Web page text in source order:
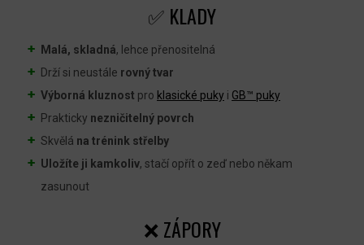
✅ KLADY
Malá, skladná, lehce přenositelná
Drží si neustále rovný tvar
Výborná kluznost pro klasické puky i GB™ puky
Prakticky nezničitelný povrch
Skvělá na trénink střelby
Uložíte ji kamkoliv, stačí opřít o zeď nebo někam
zasunout
❌ ZÁPORY